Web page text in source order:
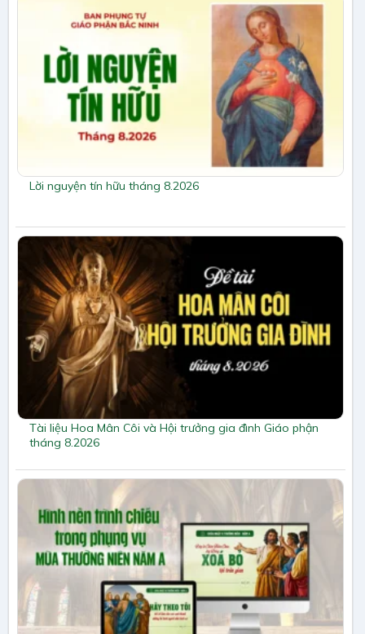
Lời nguyện tín hữu tháng 8.2026
Tài liệu Hoa Mân Côi và Hội trưởng gia đình Giáo phận
tháng 8.2026